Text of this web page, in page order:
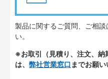
製品に関するご質問、ご相
い。
※お取引（見積り、注文、納
は、 弊社営業窓口 までお願い